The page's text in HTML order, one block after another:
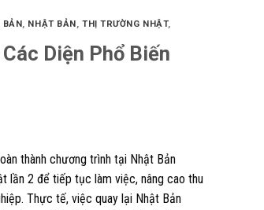
BẢN, NHẬT BẢN, THỊ TRƯỜNG NHẬT,
Diện Phổ Biến
thành chương trình tại Nhật Bản
lần 2 để tiếp tục làm việc, nâng cao thu
Thực tế, việc quay lại Nhật Bản